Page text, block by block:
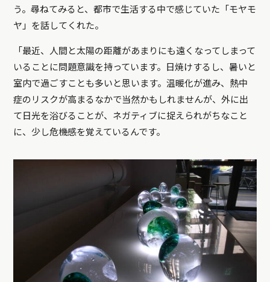
う。尋ねてみると、都市で生活する中で感じていた「モヤモ
ヤ」を話してくれた。
「最近、人間と太陽の距離があまりにも遠くなってしまって
いることに問題意識を持っています。日焼けするし、暑いと
室内で過ごすことも多いと思います。温暖化が進み、熱中
症のリスクが高まるなかで当然かもしれませんが、外に出
て日光を浴びることが、ネガティブに捉えられがちなこと
に、少し危機感を覚えているんです。